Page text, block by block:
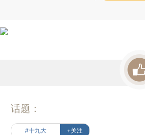
话题：
#十九大 +关注